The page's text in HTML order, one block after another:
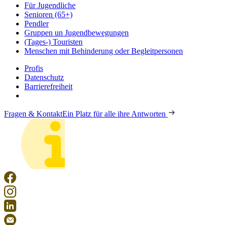
Für Jugendliche
Senioren (65+)
Pendler
Gruppen un Jugendbewegungen
(Tages-) Touristen
Menschen mit Behinderung oder Begleitpersonen
Profis
Datenschutz
Barrierefreiheit
Fragen & KontaktEin Platz für alle ihre Antworten